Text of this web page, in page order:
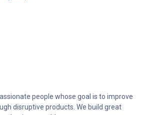
people whose goal is to improve
disruptive products. We build great